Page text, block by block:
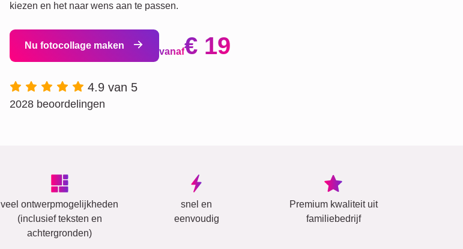
kiezen en het naar wens aan te passen.
Nu fotocollage maken
vanaf€ 19
4.9 van 5
2028 beoordelingen
veel ontwerpmogelijkheden
(inclusief teksten en
achtergronden)
snel en
eenvoudig
Premium kwaliteit uit
familiebedrijf